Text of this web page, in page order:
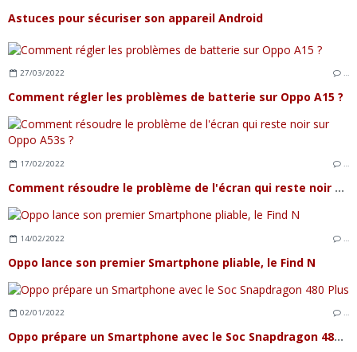
Astuces pour sécuriser son appareil Android
27/03/2022 …
Comment régler les problèmes de batterie sur Oppo A15 ?
17/02/2022 …
Comment résoudre le problème de l'écran qui reste noir sur Oppo A53s ?
14/02/2022
Oppo lance son premier Smartphone pliable, le Find N
02/01/2022 …
Oppo prépare un Smartphone avec le Soc Snapdragon 480 Plus